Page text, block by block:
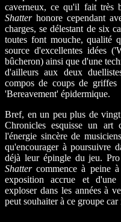
caverneux, ce qu'il fait très
Shatterhonore cependant
charges, se délestant de six
toutes font mouche, qualité
source d'excellentes idées
bûcheron) ainsi que d'une
d'ailleurs aux deux
compos de coups de griffes
'Bereavement' épidermique.
Bref, en un peu plus de
Chronicles esquisse un
l'énergie sincère de
qu'encourager à poursuivre
déjà leur épingle du jeu.
Shattercommence à peine
exposition accrue et
exploser dans les années à
peut souhaiter à ce groupe